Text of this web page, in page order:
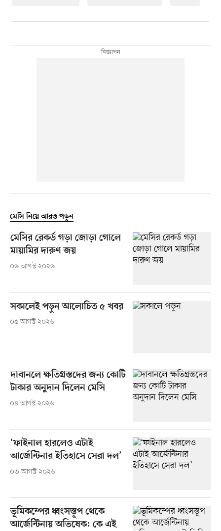
মেসি নিয়ে আরও পড়ুন
মেসির রেকর্ড গড়া জোড়া গোলে
মায়ামির দারুণ জয়
০৬ আগস্ট ২০২৬
সকালেই পড়ুন আলোচিত ৫ খবর
০৫ আগস্ট ২০২৬
দাবানলে ক্ষতিগ্রস্তদের জন্য কোটি
টাকার অনুদান দিলেন মেসি
০৪ আগস্ট ২০২৬
‘ফাইনাল হারলেও এটাই
আর্জেন্টিনার ইতিহাসে সেরা দল’
০৩ আগস্ট ২০২৬
ভূমিকম্পের ধ্বংসস্তূপ থেকে
আর্জেন্টিনায় অভিষেক: কে এই